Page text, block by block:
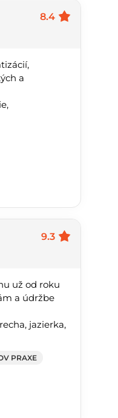
8.4
a
9.3
už od roku
a údržbe
jazierka,
PRAXE